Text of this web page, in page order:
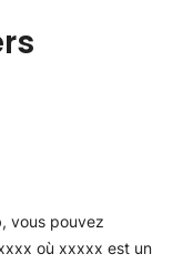
vous pouvez
où xxxxx est un